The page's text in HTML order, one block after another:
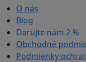
O nás
Blog
Darujte nám 2 %
Obchodné
Podmienky